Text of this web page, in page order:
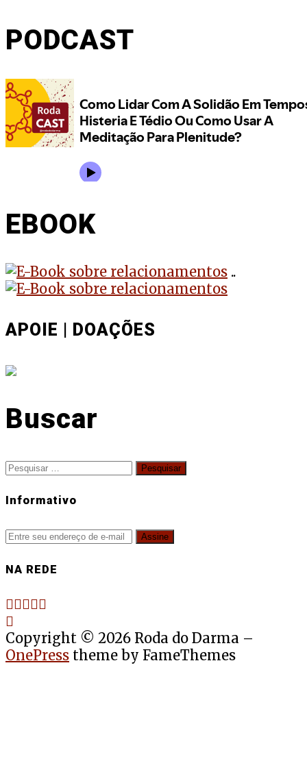
PODCAST
EBOOK
..
APOIE | DOAÇÕES
Buscar
Pesquisar
Informativo
NA REDE
Copyright © 2026 Roda do Darma –
OnePress theme by FameThemes